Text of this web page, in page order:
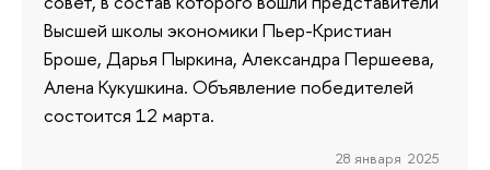
Высшей школы экономики Пьер-Кристиан
Броше, Дарья Пыркина, Александра Першеева,
Алена Кукушкина. Объявление победителей
состоится 12 марта.
28 января 2025